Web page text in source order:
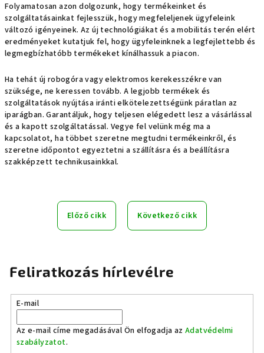
Folyamatosan azon dolgozunk, hogy termékeinket és
szolgáltatásainkat fejlesszük, hogy megfeleljenek ügyfeleink
változó igényeinek. Az új technológiákat és a mobilitás terén elért
eredményeket kutatjuk fel, hogy ügyfeleinknek a legfejlettebb és
legmegbízhatóbb termékeket kínálhassuk a piacon.
Ha tehát új robogóra vagy elektromos kerekesszékre van
szüksége, ne keressen tovább. A legjobb termékek és
szolgáltatások nyújtása iránti elkötelezettségünk páratlan az
iparágban. Garantáljuk, hogy teljesen elégedett lesz a vásárlással
és a kapott szolgáltatással. Vegye fel velünk még ma a
kapcsolatot, ha többet szeretne megtudni termékeinkről, és
szeretne időpontot egyeztetni a szállításra és a beállításra
szakképzett technikusainkkal.
Előző cikk Következő cikk
Feliratkozás hírlevélre
E-mail
Az e-mail címe megadásával Ön elfogadja az Adatvédelmi
szabályzatot.